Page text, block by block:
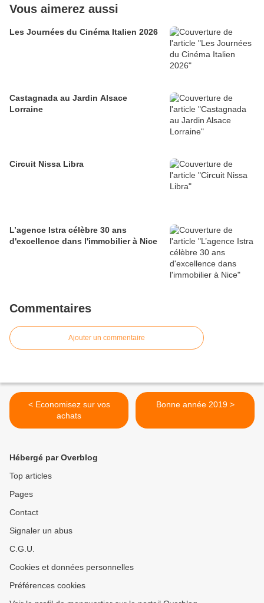
Vous aimerez aussi
Les Journées du Cinéma Italien 2026
Castagnada au Jardin Alsace
Lorraine
Circuit Nissa Libra
L’agence Istra célèbre 30 ans
d'excellence dans l'immobilier à Nice
Commentaires
Ajouter un commentaire
< Economisez sur vos
achats
Bonne année 2019 >
Hébergé par Overblog
Top articles
Pages
Contact
Signaler un abus
C.G.U.
Cookies et données personnelles
Préférences cookies